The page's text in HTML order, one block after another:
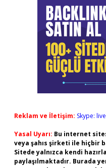
Reklam ve İletişim: Skype:
Yasal Uyarı: Bu internet
veya şahıs şirketi ile hiçbir
Sitede yalnızca kendi
paylaşılmaktadır. Burada